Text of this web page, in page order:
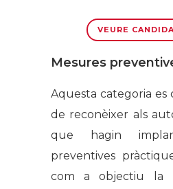
VEURE
Mesures
Aquesta categoria es
de reconèixer als
que hagin
preventives
com a objectiu la